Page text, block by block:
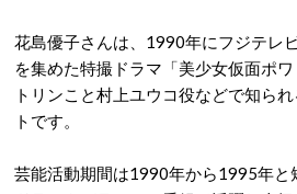
花島優子さんは、1990年にフジテレ
を集めた特撮ドラマ「美少女仮面ポ
トリンこと村上ユウコ役などで知ら
トです。
芸能活動期間は1990年から1995年と